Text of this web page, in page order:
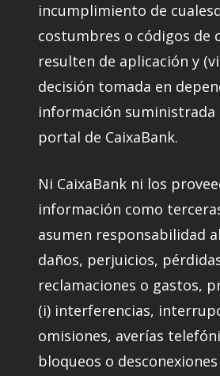
incumplimiento de
costumbres o códigos de
resulten de aplicación y
decisión tomada en
información suministrada
portal de CaixaBank.
Ni CaixaBank ni los
información como
asumen responsabilidad
daños, perjuicios,
reclamaciones o gastos,
(i) interferencias,
omisiones, averías
bloqueos o